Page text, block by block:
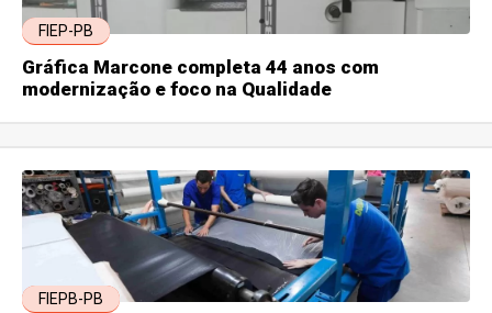
FIEP-PB
Gráfica Marcone completa 44 anos com
modernização e foco na Qualidade
FIEPB-PB